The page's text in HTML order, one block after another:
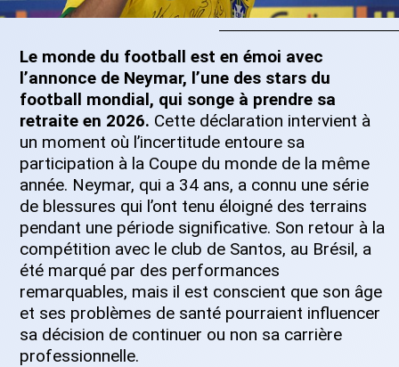
Le monde du football est en émoi avec
l’annonce de Neymar, l’une des stars du
football mondial, qui songe à prendre sa
retraite en 2026. Cette déclaration intervient à
un moment où l’incertitude entoure sa
participation à la Coupe du monde de la même
année. Neymar, qui a 34 ans, a connu une série
de blessures qui l’ont tenu éloigné des terrains
pendant une période significative. Son retour à la
compétition avec le club de Santos, au Brésil, a
été marqué par des performances
remarquables, mais il est conscient que son âge
et ses problèmes de santé pourraient influencer
sa décision de continuer ou non sa carrière
professionnelle.